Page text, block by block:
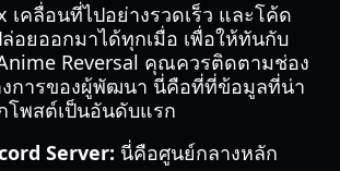
เคลื่อนที่ไปอย่างรวดเร็ว และโค้ด
อยออกมาได้ทุกเมื่อ เพื่อให้ทันกับ
Reversal คุณควรติดตามช่อง
งการของผู้พัฒนา นี่คือที่ที่ข้อมูลที่น่า
โพสต์เป็นอันดับแรก
Server: นี่คือศูนย์กลางหลัก